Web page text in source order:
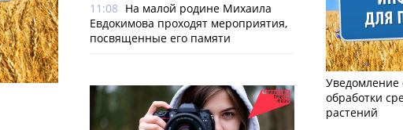
11:08 На малой родине Михаила
Евдокимова проходят мероприятия,
посвященные его памяти
Уведомление
обработки
растений